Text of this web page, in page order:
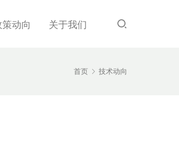
策动向 关于我们
首页 技术动向